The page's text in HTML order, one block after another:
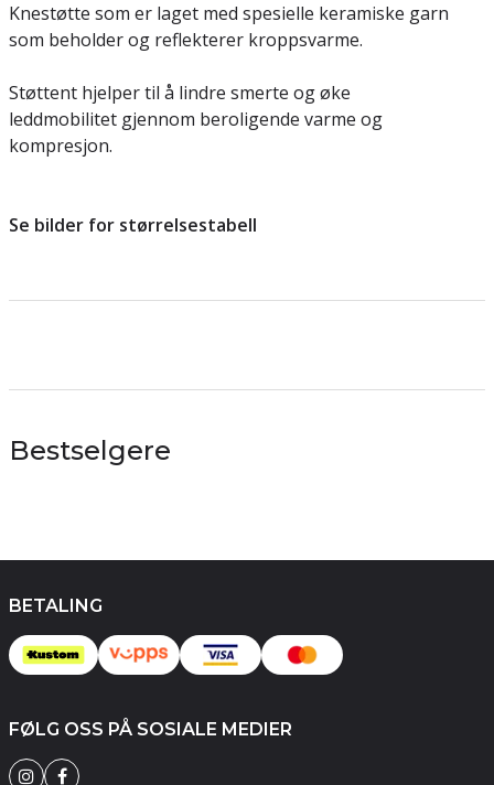
Knestøtte som er laget med spesielle keramiske garn
som beholder og reflekterer kroppsvarme.
Støttent hjelper til å lindre smerte og øke
leddmobilitet gjennom beroligende varme og
kompresjon.
Se bilder for størrelsestabell
Bestselgere
BETALING
FØLG OSS PÅ SOSIALE MEDIER